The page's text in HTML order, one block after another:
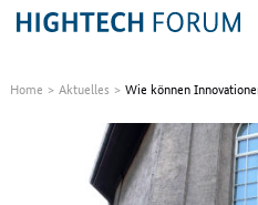
Home Aktuelles Wie können